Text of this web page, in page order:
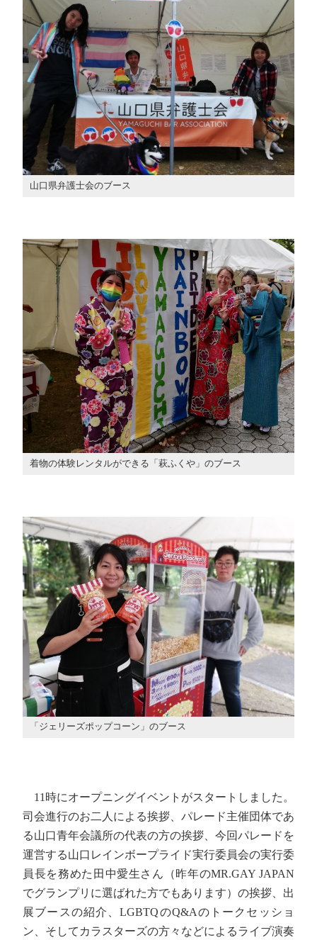
山口県弁護士会のブース
着物の体験レンタルができる「萩ふくや」のブース
「ジェリーズポップコーン」のブース
11時にオープニングイベントがスタートしました。
司会進行のお二人による挨拶、パレード主催団体であ
る山口青年会議所の代表の方の挨拶、今回パレードを
運営する山口レインボープライド実行委員会の実行委
員長を務めた田中愛生さん（昨年のMR.GAY JAPAN
でグランプリに選ばれた方でもあります）の挨拶、出
展ブースの紹介、LGBTQのQ&Aのトークセッショ
ン、そしてカラスターズの方々などによるライブ演奏